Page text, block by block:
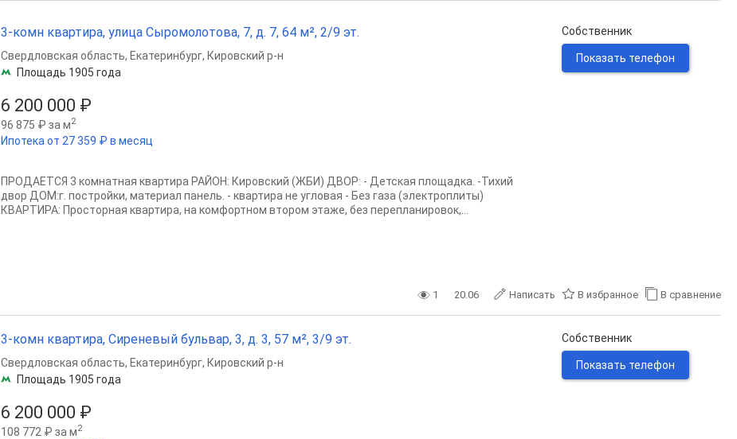
3-комн квартира, улица Сыромолотова, 7, д. 7, 64 м², 2/9 эт.
6 200 000 ₽
96 875 ₽ за м2
Ипотека от 27 359 ₽ в месяц
Свердловская область, Екатеринбург, Кировский р-н
Площадь 1905 года
ПРОДАЕТСЯ 3 комнатная квартира РАЙОН: Кировский (ЖБИ) ДВОР: - Детская площадка. -Тихий
двор ДОМ:г. постройки, материал панель. - квартира не угловая - Без газа (электроплиты)
КВАРТИРА: Просторная квартира, на комфортном втором этаже, без перепланировок,...
Собственник
Показать телефон
1 20.06 Написать В избранное В сравнение
3-комн квартира, Сиреневый бульвар, 3, д. 3, 57 м², 3/9 эт.
6 200 000 ₽
108 772 ₽ за м2
Свердловская область, Екатеринбург, Кировский р-н
Площадь 1905 года
Собственник
Показать телефон